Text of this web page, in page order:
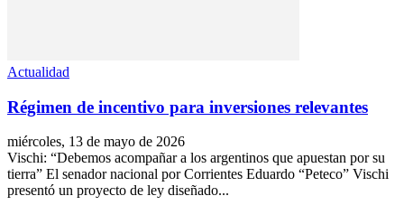
Actualidad
Régimen de incentivo para inversiones relevantes
miércoles, 13 de mayo de 2026
Vischi: “Debemos acompañar a los argentinos que apuestan por su
tierra” El senador nacional por Corrientes Eduardo “Peteco” Vischi
presentó un proyecto de ley diseñado...